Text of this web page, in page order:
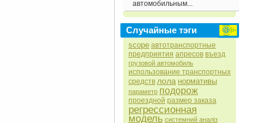
автомобильным...
Случайные тэги
scope автотранспортные
предприятия апресов въезд
грузовой автомобиль
использование транспортных
средств лола нормативы
параметр подорож
проездной размер заказа
регрессионная
модель системний аналіз